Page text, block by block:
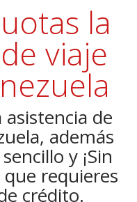
la
viaje
de
además
y ¡Sin
requieres
crédito.